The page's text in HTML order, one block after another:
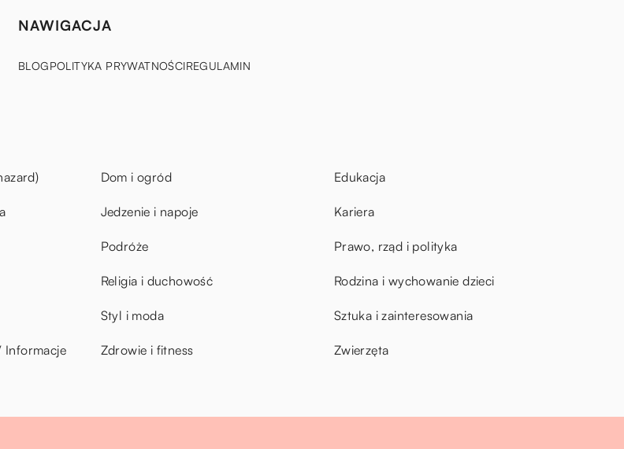
NAWIGACJA
BLOGPOLITYKA PRYWATNOŚCIREGULAMIN
Dom i ogród Edukacja
Jedzenie i napoje Kariera
Podróże Prawo, rząd i polityka
Religia i duchowość Rodzina i wychowanie dzieci
Styl i moda Sztuka i zainteresowania
Informacje Zdrowie i fitness Zwierzęta